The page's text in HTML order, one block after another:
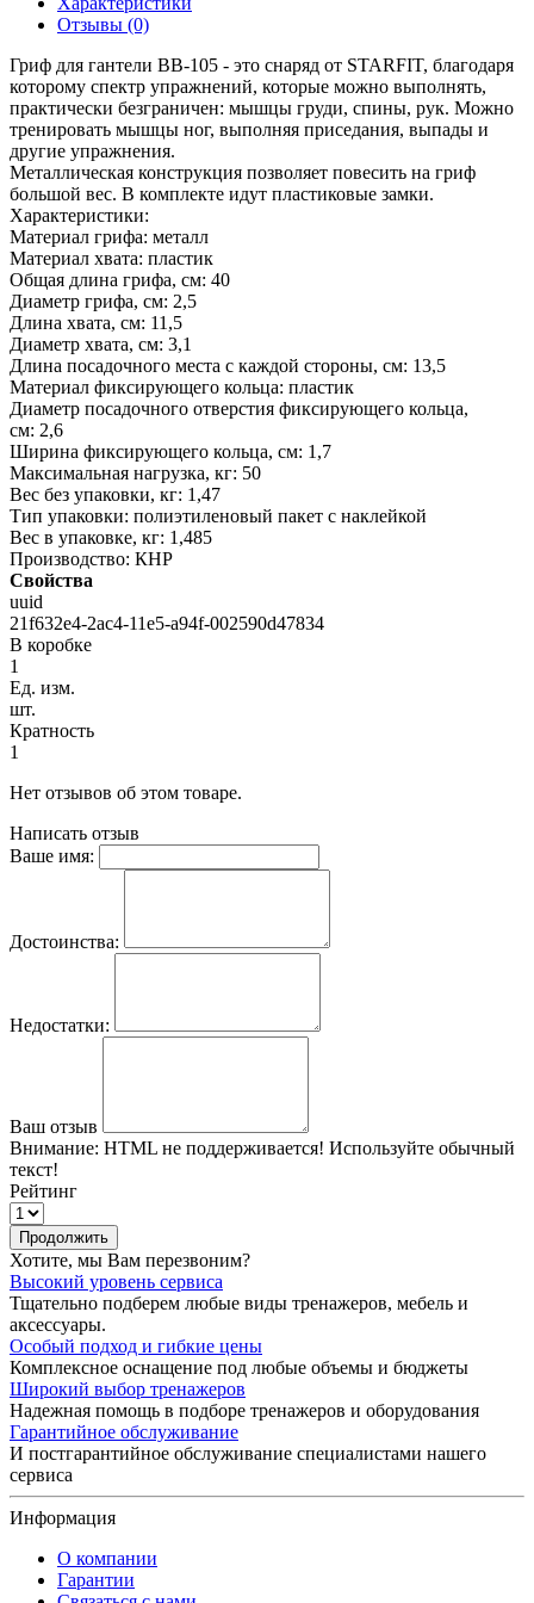
Отзывы (0)
Гриф для гантели BB-105 - это снаряд от STARFIT, благодаря
которому спектр упражнений, которые можно выполнять,
практически безграничен: мышцы груди, спины, рук. Можно
тренировать мышцы ног, выполняя приседания, выпады и
другие упражнения.
Металлическая конструкция позволяет повесить на гриф
большой вес. В комплекте идут пластиковые замки.
Характеристики:
Материал грифа: металл
Материал хвата: пластик
Общая длина грифа, см: 40
Диаметр грифа, см: 2,5
Длина хвата, см: 11,5
Диаметр хвата, см: 3,1
Длина посадочного места с каждой стороны, см: 13,5
Материал фиксирующего кольца: пластик
Диаметр посадочного отверстия фиксирующего кольца,
см: 2,6
Ширина фиксирующего кольца, см: 1,7
Максимальная нагрузка, кг: 50
Вес без упаковки, кг: 1,47
Тип упаковки: полиэтиленовый пакет с наклейкой
Вес в упаковке, кг: 1,485
Производство: КНР
Свойства
uuid
21f632e4-2ac4-11e5-a94f-002590d47834
В коробке
1
Ед. изм.
шт.
Кратность
1
Нет отзывов об этом товаре.
Написать отзыв
Ваше имя:
Достоинства:
Недостатки:
Ваш отзыв
Внимание: HTML не поддерживается! Используйте обычный
текст!
Рейтинг
Продолжить
Хотите, мы Вам перезвоним?
Высокий уровень сервиса
Тщательно подберем любые виды тренажеров, мебель и
аксессуары.
Особый подход и гибкие цены
Комплексное оснащение под любые объемы и бюджеты
Широкий выбор тренажеров
Надежная помощь в подборе тренажеров и оборудования
Гарантийное обслуживание
И постгарантийное обслуживание специалистами нашего
сервиса
Информация
О компании
Гарантии